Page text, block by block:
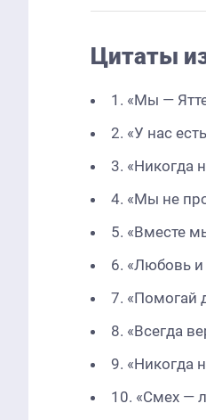
Цитаты
1. «Мы —
2. «У нас
3. «Никогда
4. «Мы не
5. «Вместе
6. «Любовь
7. «Помогай
8. «Всегда
9. «Никогда
10. «Смех —